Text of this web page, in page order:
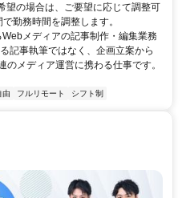
の場合は、ご要望に応じて調整可
勤務時間を調整します。
メディアの記事制作・編集業務
記事執筆ではなく、企画立案から
メディア運営に携わる仕事です。
由 フルリモート シフト制